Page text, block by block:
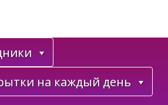
на каждый день